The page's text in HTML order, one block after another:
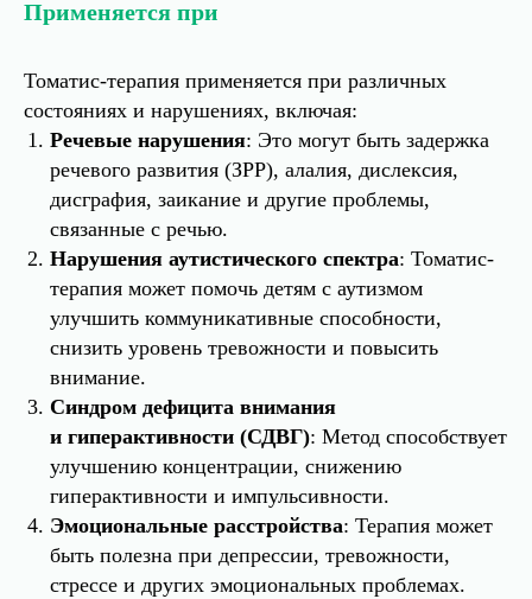
Применяется при
Томатис-терапия применяется при различных
состояниях и нарушениях, включая:
Речевые нарушения: Это могут быть задержка
речевого развития (ЗРР), алалия, дислексия,
дисграфия, заикание и другие проблемы,
связанные с речью.
Нарушения аутистического спектра: Томатис-
терапия может помочь детям с аутизмом
улучшить коммуникативные способности,
снизить уровень тревожности и повысить
внимание.
Синдром дефицита внимания
и гиперактивности (СДВГ): Метод способствует
улучшению концентрации, снижению
гиперактивности и импульсивности.
Эмоциональные расстройства: Терапия может
быть полезна при депрессии, тревожности,
стрессе и других эмоциональных проблемах.